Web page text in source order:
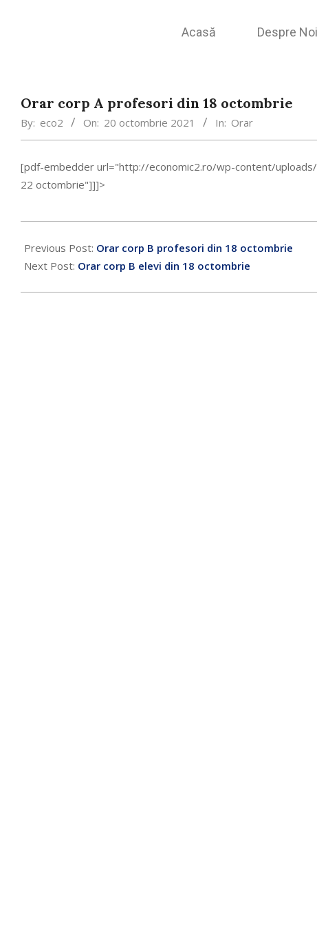
Acasă Despre Noi
Orar corp A profesori din 18 octombrie
By: eco2 On: 20 octombrie 2021 In: Orar
[pdf-embedder url="http://economic2.ro/wp-content/
22 octombrie"]]]>
Previous Post: Orar corp B profesori din 18 octombrie
Next Post: Orar corp B elevi din 18 octombrie